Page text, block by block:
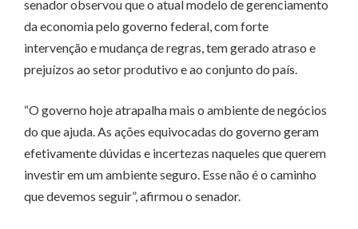
senador observou que o atual modelo de gerenciamento
da economia pelo governo federal, com forte
intervenção e mudança de regras, tem gerado atraso e
prejuízos ao setor produtivo e ao conjunto do país.
“O governo hoje atrapalha mais o ambiente de negócios
do que ajuda. As ações equivocadas do governo geram
efetivamente dúvidas e incertezas naqueles que querem
investir em um ambiente seguro. Esse não é o caminho
que devemos seguir”, afirmou o senador.